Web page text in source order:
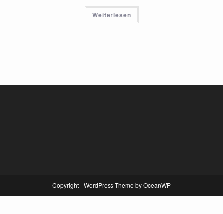
Weiterlesen
Copyright - WordPress Theme by OceanWP